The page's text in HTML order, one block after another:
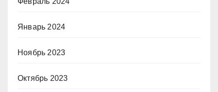
Январь 2024
Ноябрь 2023
Октябрь 2023